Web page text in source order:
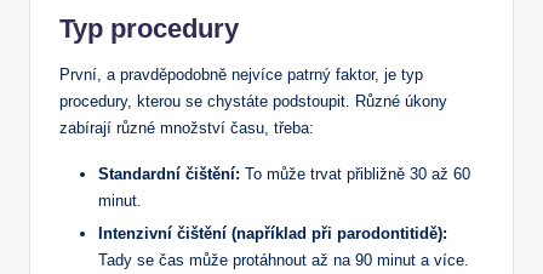
Typ procedury
První, a pravděpodobně nejvíce patrný faktor, je typ
procedury, kterou se chystáte podstoupit. Různé úkony
zabírají různé množství času, třeba:
Standardní čištění: To může trvat přibližně 30 až 60
minut.
Intenzivní čištění (například při parodontitidě):
Tady se čas může protáhnout až na 90 minut a více.